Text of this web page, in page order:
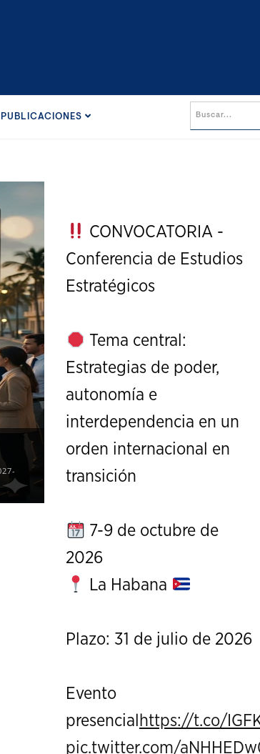
PUBLICACIONES
CONVOCATORIA -
Conferencia de Estudios
Estratégicos
Tema central:
Estrategias de poder,
autonomía e
interdependencia en un
orden internacional en
transición
7-9 de octubre de
2026
La Habana
Plazo: 31 de julio de 2026
Evento
presencial https://t.co/
pic.twitter.com/